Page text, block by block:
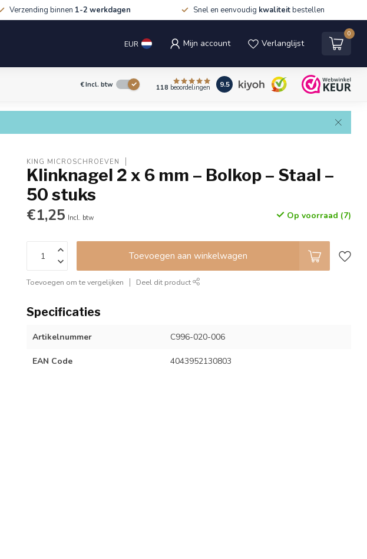
Verzending binnen 1-2 werkdagen Snel en eenvoudig kwaliteitbestellen
EUR Mijn account Verlanglijst
0
€Incl. btw 118 beoordelingen 9.5
KING MICROSCHROEVEN
Klinknagel 2 x 6 mm – Bolkop – Staal –
50 stuks
€1,25 Incl. btw Op voorraad (7)
Toevoegen aan winkelwagen
Toevoegen om te vergelijken Deel dit product
Specificaties
Artikelnummer C996-020-006
EAN Code 4043952130803